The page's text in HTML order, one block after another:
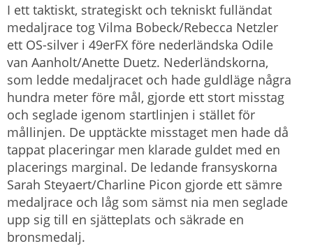
I ett taktiskt, strategiskt och tekniskt fulländat
medaljrace tog Vilma Bobeck/Rebecca Netzler
ett OS-silver i 49erFX före nederländska Odile
van Aanholt/Anette Duetz. Nederländskorna,
som ledde medaljracet och hade guldläge några
hundra meter före mål, gjorde ett stort misstag
och seglade igenom startlinjen i stället för
mållinjen. De upptäckte misstaget men hade då
tappat placeringar men klarade guldet med en
placerings marginal. De ledande fransyskorna
Sarah Steyaert/Charline Picon gjorde ett sämre
medaljrace och låg som sämst nia men seglade
upp sig till en sjätteplats och säkrade en
bronsmedalj.